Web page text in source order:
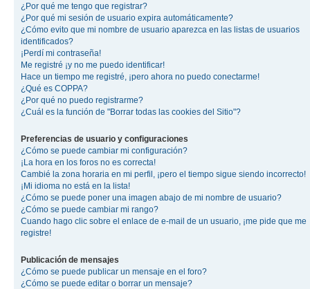
¿Por qué me tengo que registrar?
¿Por qué mi sesión de usuario expira automáticamente?
¿Cómo evito que mi nombre de usuario aparezca en las listas de usuarios
identificados?
¡Perdí mi contraseña!
Me registré ¡y no me puedo identificar!
Hace un tiempo me registré, ¡pero ahora no puedo conectarme!
¿Qué es COPPA?
¿Por qué no puedo registrarme?
¿Cuál es la función de "Borrar todas las cookies del Sitio"?
Preferencias de usuario y configuraciones
¿Cómo se puede cambiar mi configuración?
¡La hora en los foros no es correcta!
Cambié la zona horaria en mi perfil, ¡pero el tiempo sigue siendo incorrecto!
¡Mi idioma no está en la lista!
¿Cómo se puede poner una imagen abajo de mi nombre de usuario?
¿Cómo se puede cambiar mi rango?
Cuando hago clic sobre el enlace de e-mail de un usuario, ¡me pide que me
registre!
Publicación de mensajes
¿Cómo se puede publicar un mensaje en el foro?
¿Cómo se puede editar o borrar un mensaje?